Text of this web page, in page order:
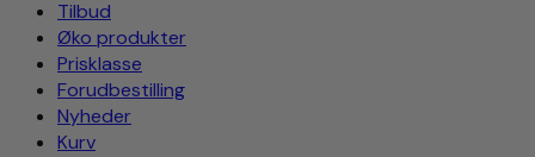
Tilbud
Øko produkter
Prisklasse
Forudbestilling
Nyheder
Kurv